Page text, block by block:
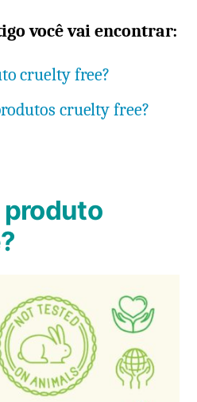
você vai encontrar:
cruelty free?
cruelty free?
produto